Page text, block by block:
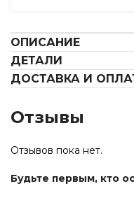
ОПИСАНИЕ
ДЕТАЛИ
ДОСТАВКА И
Отзывы
Отзывов пока нет.
Будьте первым, кто